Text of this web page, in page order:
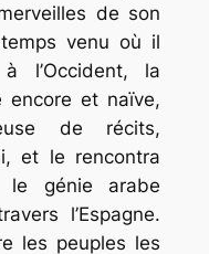
de son
venu où il
l’Occident, la
encore et naïve,
de récits,
et le rencontra
le génie arabe
l’Espagne.
les peuples les